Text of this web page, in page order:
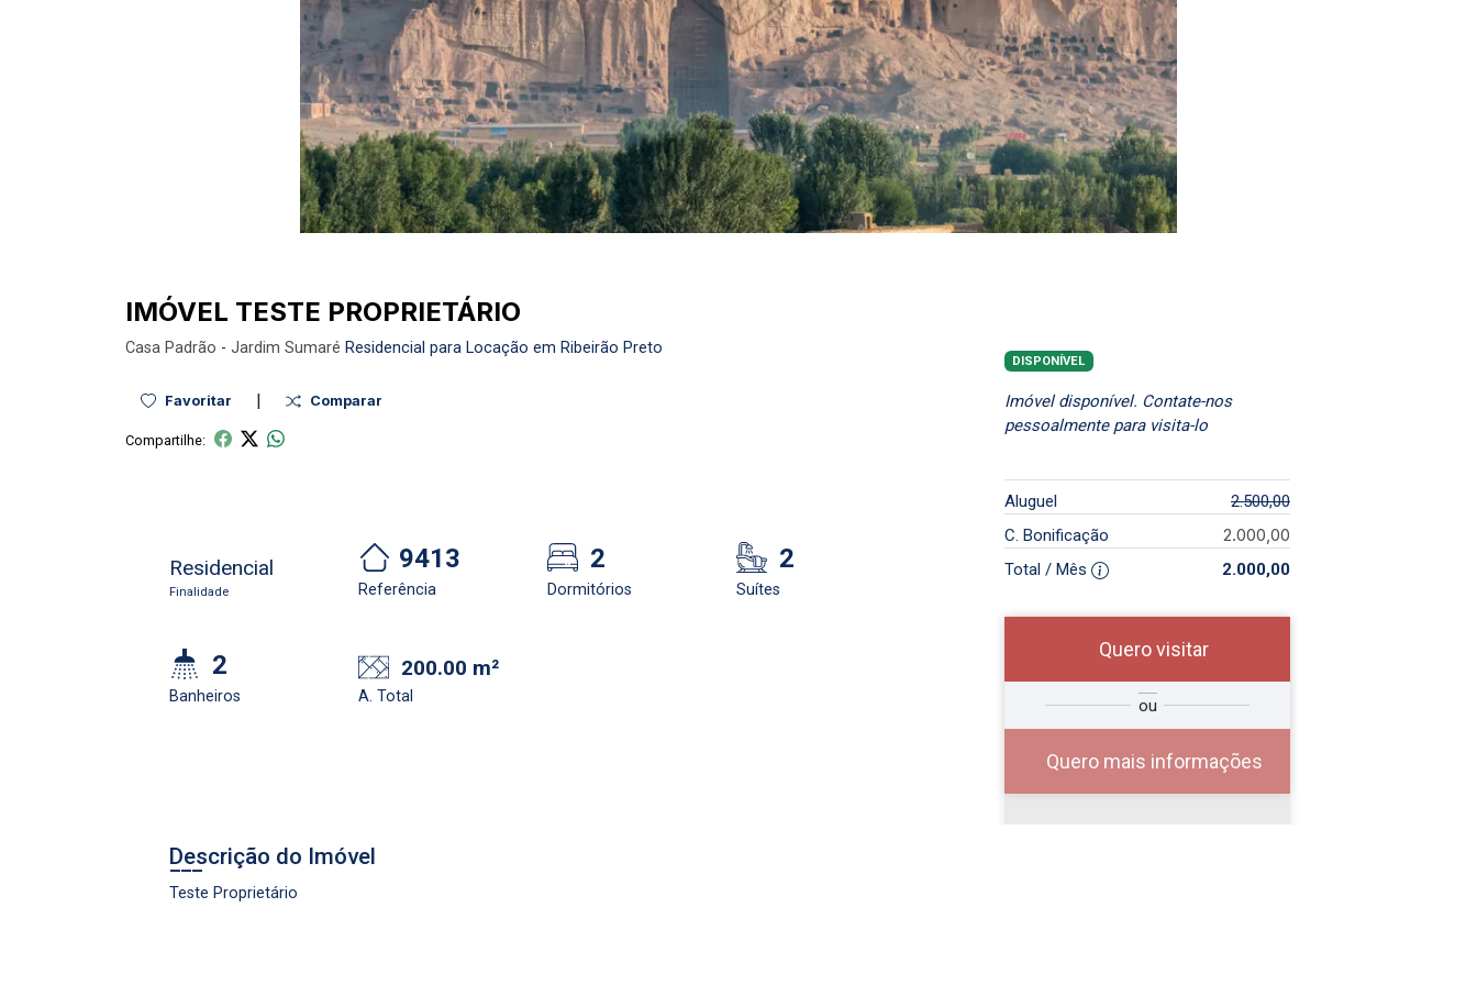
IMÓVEL TESTE PROPRIETÁRIO
Casa Padrão - Jardim Sumaré Residencial para Locação em Ribeirão Preto
Favoritar | Comparar
Compartilhe:
Residencial
Finalidade
9413
Referência
2
Dormitórios
2
Suítes
2
Banheiros
200.00 m²
A. Total
Descrição do Imóvel
Teste Proprietário
DISPONÍVEL
Imóvel disponível. Contate-nos
pessoalmente para visita-lo
Aluguel
2.500,00
C. Bonificação
2.000,00
Total / Mês 2.000,00
Quero visitar
ou
Quero mais informações
Qual o melhor dia e
horário para você?
Confirmar dados da
Realize o login